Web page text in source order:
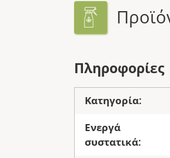
Πληροφορίες
Κατηγορία:
Ενεργά
συστατικά: